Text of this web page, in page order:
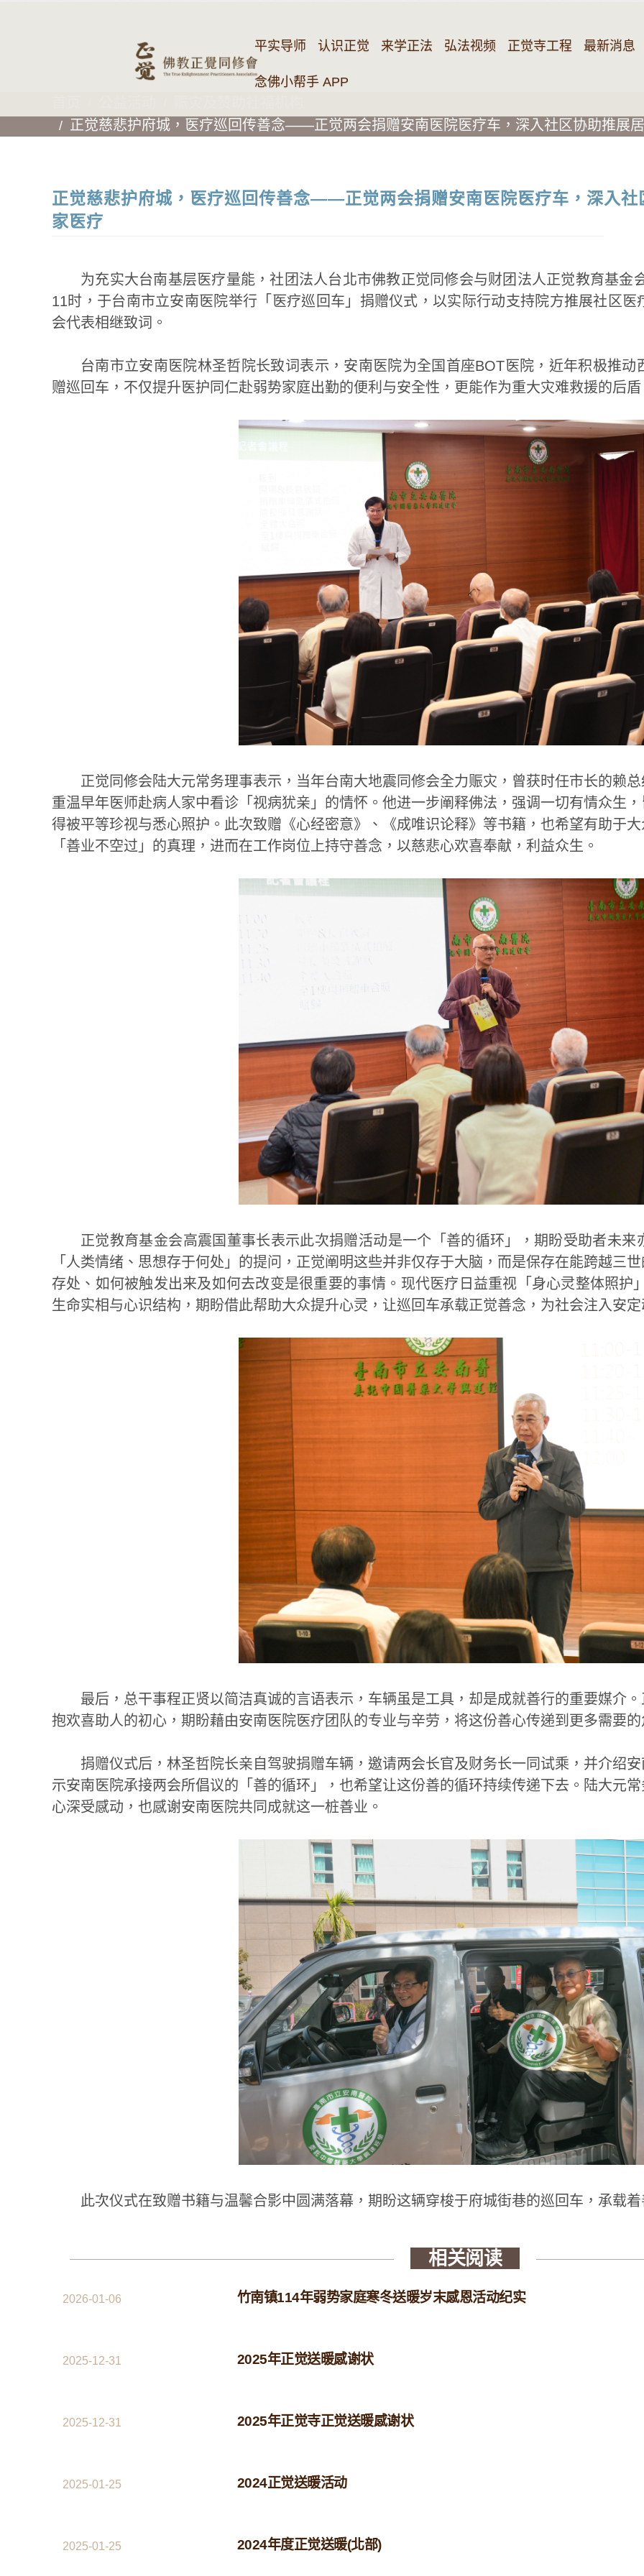
平实导师 认识正觉 来学正法 弘法视频 正觉寺工程 最新消息
念佛小帮手 APP
正觉慈悲护府城，医疗巡回传善念——正觉两会捐赠安南医院医疗车，深入社区协助推展
正觉慈悲护府城，医疗巡回传善念——正觉两会捐赠安南医院医疗车，深入社
家医疗
为充实大台南基层医疗量能，社团法人台北市佛教正觉同修会与财团法人正觉教育基金
11时，于台南市立安南医院举行「医疗巡回车」捐赠仪式，以实际行动支持院方推展社区
会代表相继致词。
台南市立安南医院林圣哲院长致词表示，安南医院为全国首座BOT医院，近年积极推
赠巡回车，不仅提升医护同仁赴弱势家庭出勤的便利与安全性，更能作为重大灾难救援的后
正觉同修会陆大元常务理事表示，当年台南大地震同修会全力赈灾，曾获时任市长的赖
重温早年医师赴病人家中看诊「视病犹亲」的情怀。他进一步阐释佛法，强调一切有情众生
得被平等珍视与悉心照护。此次致赠《心经密意》、《成唯识论释》等书籍，也希望有助于
「善业不空过」的真理，进而在工作岗位上持守善念，以慈悲心欢喜奉献，利益众生。
正觉教育基金会高震国董事长表示此次捐赠活动是一个「善的循环」，期盼受助者未
「人类情绪、思想存于何处」的提问，正觉阐明这些并非仅存于大脑，而是保存在能跨越三
存处、如何被触发出来及如何去改变是很重要的事情。现代医疗日益重视「身心灵整体照护
生命实相与心识结构，期盼借此帮助大众提升心灵，让巡回车承载正觉善念，为社会注入安
最后，总干事程正贤以简洁真诚的言语表示，车辆虽是工具，却是成就善行的重要媒介
抱欢喜助人的初心，期盼藉由安南医院医疗团队的专业与辛劳，将这份善心传递到更多需要
捐赠仪式后，林圣哲院长亲自驾驶捐赠车辆，邀请两会长官及财务长一同试乘，并介绍
示安南医院承接两会所倡议的「善的循环」，也希望让这份善的循环持续传递下去。陆大元
心深受感动，也感谢安南医院共同成就这一桩善业。
此次仪式在致赠书籍与温馨合影中圆满落幕，期盼这辆穿梭于府城街巷的巡回车，承载
相关阅读
2026-01-06 竹南镇114年弱势家庭寒冬送暖岁末感恩活动纪实
2025-12-31 2025年正觉送暖感谢状
2025-12-31 2025年正觉寺正觉送暖感谢状
2025-01-25 2024正觉送暖活动
2025-01-25 2024年度正觉送暖(北部)